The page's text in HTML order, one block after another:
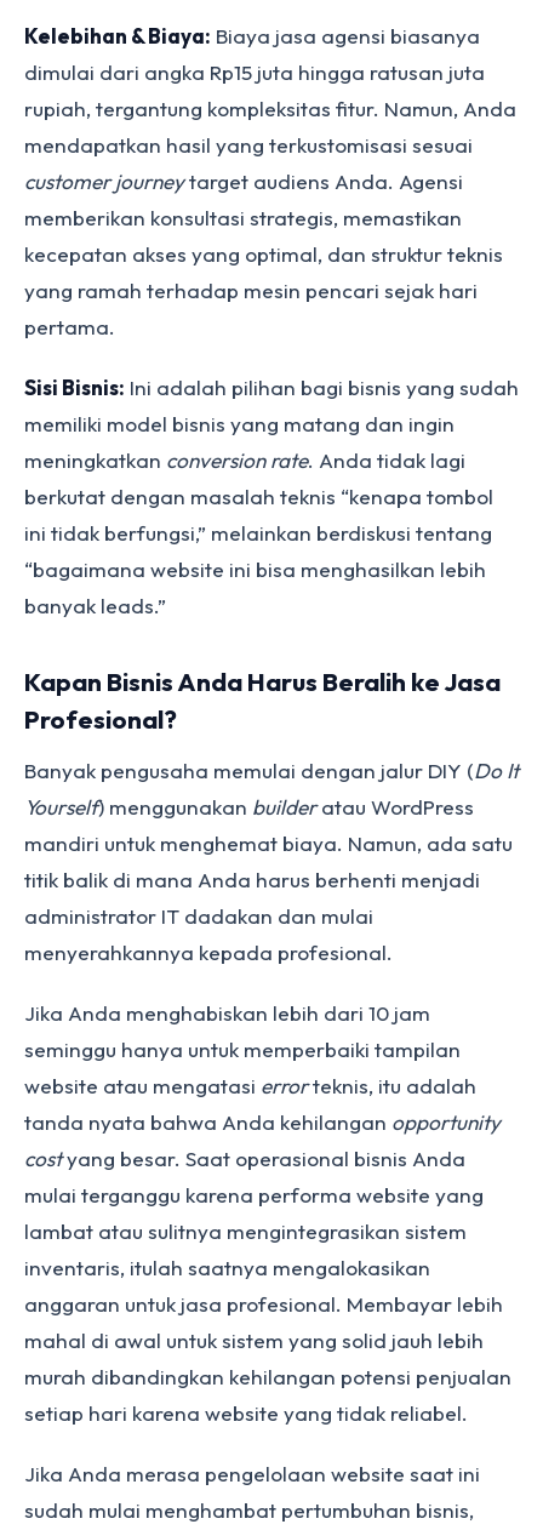
Kelebihan & Biaya: Biaya jasa agensi biasanya
dimulai dari angka Rp15 juta hingga ratusan juta
rupiah, tergantung kompleksitas fitur. Namun, Anda
mendapatkan hasil yang terkustomisasi sesuai
customer journeytarget audiens Anda. Agensi
memberikan konsultasi strategis, memastikan
kecepatan akses yang optimal, dan struktur teknis
yang ramah terhadap mesin pencari sejak hari
pertama.
Sisi Bisnis: Ini adalah pilihan bagi bisnis yang sudah
memiliki model bisnis yang matang dan ingin
meningkatkan conversion rate. Anda tidak lagi
berkutat dengan masalah teknis “kenapa tombol
ini tidak berfungsi,” melainkan berdiskusi tentang
“bagaimana website ini bisa menghasilkan lebih
banyak leads.”
Kapan Bisnis Anda Harus Beralih ke Jasa
Profesional?
Banyak pengusaha memulai dengan jalur DIY (Do It
Yourself) menggunakan builderatau WordPress
mandiri untuk menghemat biaya. Namun, ada satu
titik balik di mana Anda harus berhenti menjadi
administrator IT dadakan dan mulai
menyerahkannya kepada profesional.
Jika Anda menghabiskan lebih dari 10 jam
seminggu hanya untuk memperbaiki tampilan
website atau mengatasi errorteknis, itu adalah
tanda nyata bahwa Anda kehilangan opportunity
costyang besar. Saat operasional bisnis Anda
mulai terganggu karena performa website yang
lambat atau sulitnya mengintegrasikan sistem
inventaris, itulah saatnya mengalokasikan
anggaran untuk jasa profesional. Membayar lebih
mahal di awal untuk sistem yang solid jauh lebih
murah dibandingkan kehilangan potensi penjualan
setiap hari karena website yang tidak reliabel.
Jika Anda merasa pengelolaan website saat ini
sudah mulai menghambat pertumbuhan bisnis,